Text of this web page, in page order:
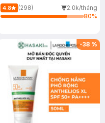
400ml
4.8 (298)
2.0k/tháng
80%
-38 %